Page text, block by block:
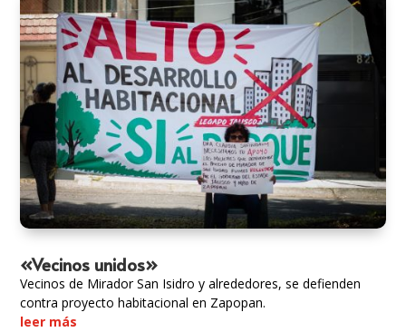
«Vecinos unidos»
Vecinos de Mirador San Isidro y alrededores, se defienden
contra proyecto habitacional en Zapopan.
leer más